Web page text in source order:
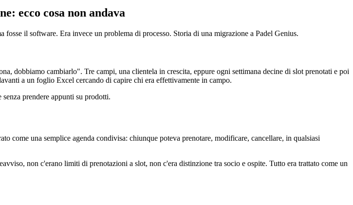
ecco cosa non andava
il software. Era invece un problema di processo. Storia di una migrazione a Padel Genius.
dobbiamo cambiarlo". Tre campi, una clientela in crescita, eppure ogni settimana decine di slot prenotati e poi
a un foglio Excel cercando di capire chi era effettivamente in campo.
prendere appunti su prodotti.
come una semplice agenda condivisa: chiunque poteva prenotare, modificare, cancellare, in qualsiasi
non c'erano limiti di prenotazioni a slot, non c'era distinzione tra socio e ospite. Tutto era trattato come un